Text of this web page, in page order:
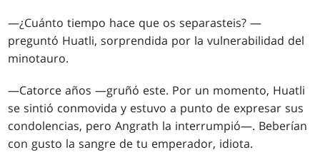
—¿Cuánto tiempo hace que os separasteis? —
preguntó Huatli, sorprendida por la vulnerabilidad del
minotauro.
—Catorce años —gruñó este. Por un momento, Huatli
se sintió conmovida y estuvo a punto de expresar sus
condolencias, pero Angrath la interrumpió—. Beberían
con gusto la sangre de tu emperador, idiota.